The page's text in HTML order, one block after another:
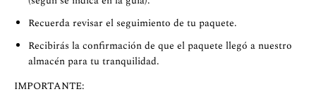
Recuerda revisar el seguimiento de tu paquete.
Recibirás la confirmación de que el paquete llegó a nuestro
almacén para tu tranquilidad.
IMPORTANTE: